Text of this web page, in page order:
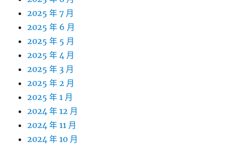
2025 年 7 月
2025 年 6 月
2025 年 5 月
2025 年 4 月
2025 年 3 月
2025 年 2 月
2025 年 1 月
2024 年 12 月
2024 年 11 月
2024 年 10 月